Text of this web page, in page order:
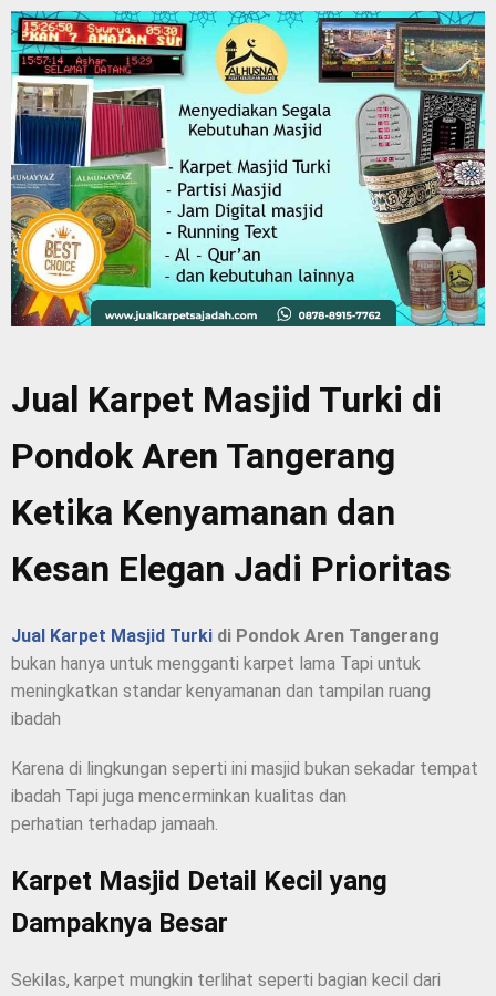
Jual Karpet Masjid Turki di
Pondok Aren Tangerang
Ketika Kenyamanan dan
Kesan Elegan Jadi Prioritas
Jual Karpet Masjid Turki di Pondok Aren Tangerang
bukan hanya untuk mengganti karpet lama Tapi untuk
meningkatkan standar kenyamanan dan tampilan ruang
ibadah
Karena di lingkungan seperti ini masjid bukan sekadar tempat
ibadah Tapi juga mencerminkan kualitas dan
perhatian terhadap jamaah.
Karpet Masjid Detail Kecil yang
Dampaknya Besar
Sekilas, karpet mungkin terlihat seperti bagian kecil dari